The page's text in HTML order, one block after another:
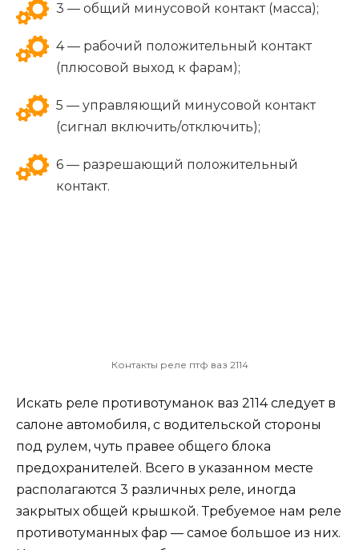
3 — общий минусовой контакт (масса);
4 — рабочий положительный контакт
(плюсовой выход к фарам);
5 — управляющий минусовой контакт
(сигнал включить/отключить);
6 — разрешающий положительный
контакт.
Контакты реле птф ваз 2114
Искать реле противотуманок ваз 2114 следует в
салоне автомобиля, с водительской стороны
под рулем, чуть правее общего блока
предохранителей. Всего в указанном месте
располагаются 3 различных реле, иногда
закрытых общей крышкой. Требуемое нам реле
противотуманных фар — самое большое из них.